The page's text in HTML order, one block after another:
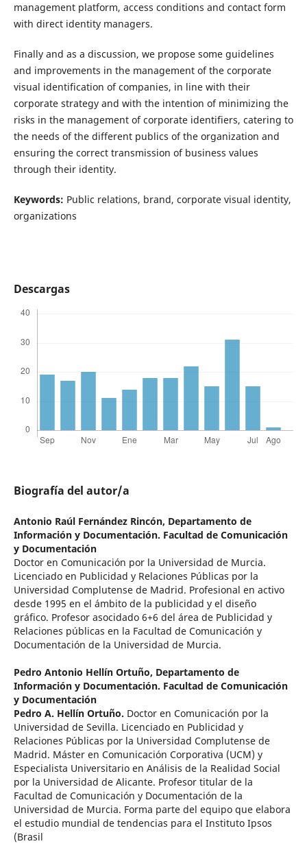
management platform, access conditions and contact form
with direct identity managers.
Finally and as a discussion, we propose some guidelines
and improvements in the management of the corporate
visual identification of companies, in line with their
corporate strategy and with the intention of minimizing the
risks in the management of corporate identifiers, catering to
the needs of the different publics of the organization and
ensuring the correct transmission of business values ​​
through their identity.
Keywords: Public relations, brand, corporate visual identity,
organizations
Descargas
Biografía del autor/a
Antonio Raúl Fernández Rincón, Departamento de
Información y Documentación. Facultad de Comunicación
y Documentación
Doctor en Comunicación por la Universidad de Murcia.
Licenciado en Publicidad y Relaciones Públicas por la
Universidad Complutense de Madrid. Profesional en activo
desde 1995 en el ámbito de la publicidad y el diseño
gráfico. Profesor asocidado 6+6 del área de Publicidad y
Relaciones públicas en la Facultad de Comunicación y
Documentación de la Universidad de Murcia.
Pedro Antonio Hellín Ortuño, Departamento de
Información y Documentación. Facultad de Comunicación
y Documentación
Pedro A. Hellín Ortuño. Doctor en Comunicación por la
Universidad de Sevilla. Licenciado en Publicidad y
Relaciones Públicas por la Universidad Complutense de
Madrid. Máster en Comunicación Corporativa (UCM) y
Especialista Universitario en Análisis de la Realidad Social
por la Universidad de Alicante. Profesor titular de la
Facultad de Comunicación y Documentación de la
Universidad de Murcia. Forma parte del equipo que elabora
el estudio mundial de tendencias para el Instituto Ipsos
(Brasil